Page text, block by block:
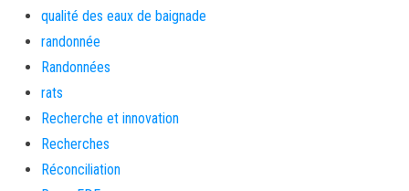
qualité des eaux de baignade
randonnée
Randonnées
rats
Recherche et innovation
Recherches
Réconciliation